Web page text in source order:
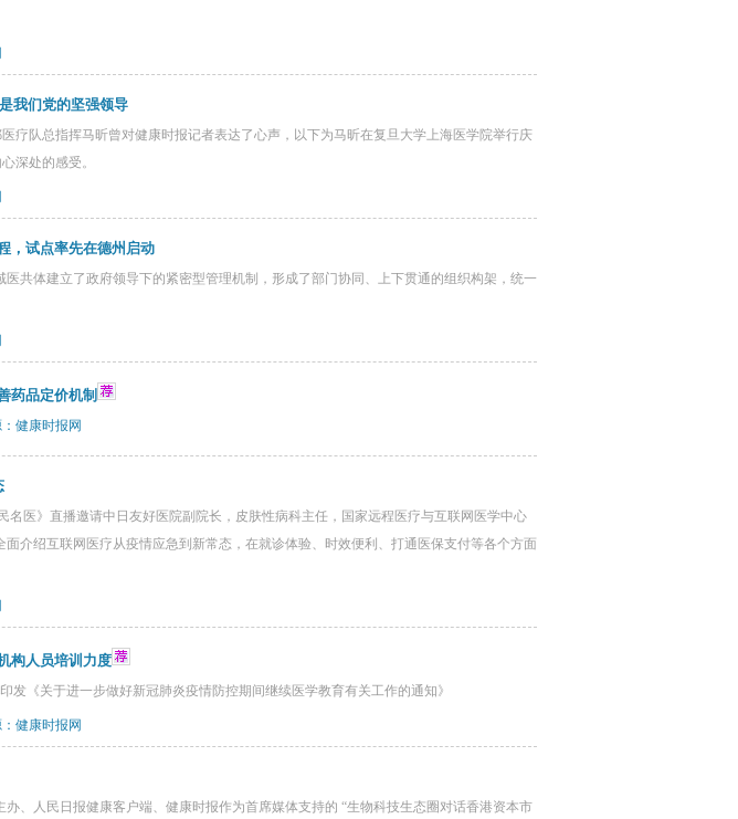
我们党的坚强领导
疗队总指挥马昕曾对健康时报记者表达了心声，以下为马昕在复旦大学上海医学院举行庆
深处的感受。
，试点率先在德州启动
共体建立了政府领导下的紧密型管理机制，形成了部门协同、上下贯通的组织构架，统一
药品定价机制
健康时报网
名医》直播邀请中日友好医院副院长，皮肤性病科主任，国家远程医疗与互联网医学中心
介绍互联网医疗从疫情应急到新常态，在就诊体验、时效便利、打通医保支付等各个方面
构人员培训力度
发《关于进一步做好新冠肺炎疫情防控期间继续医学教育有关工作的通知》
健康时报网
、人民日报健康客户端、健康时报作为首席媒体支持的 “生物科技生态圈对话香港资本市